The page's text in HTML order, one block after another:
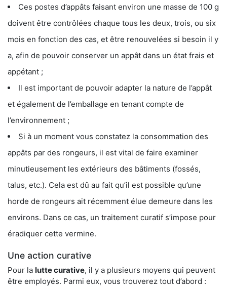
Ces postes d’appâts faisant environ une masse de 100 g
doivent être contrôlées chaque tous les deux, trois, ou six
mois en fonction des cas, et être renouvelées si besoin il y
a, afin de pouvoir conserver un appât dans un état frais et
appétant ;
Il est important de pouvoir adapter la nature de l’appât
et également de l’emballage en tenant compte de
l’environnement ;
Si à un moment vous constatez la consommation des
appâts par des rongeurs, il est vital de faire examiner
minutieusement les extérieurs des bâtiments (fossés,
talus, etc.). Cela est dû au fait qu’il est possible qu’une
horde de rongeurs ait récemment élue demeure dans les
environs. Dans ce cas, un traitement curatif s’impose pour
éradiquer cette vermine.
Une action curative
Pour la lutte curative, il y a plusieurs moyens qui peuvent
être employés. Parmi eux, vous trouverez tout d’abord :